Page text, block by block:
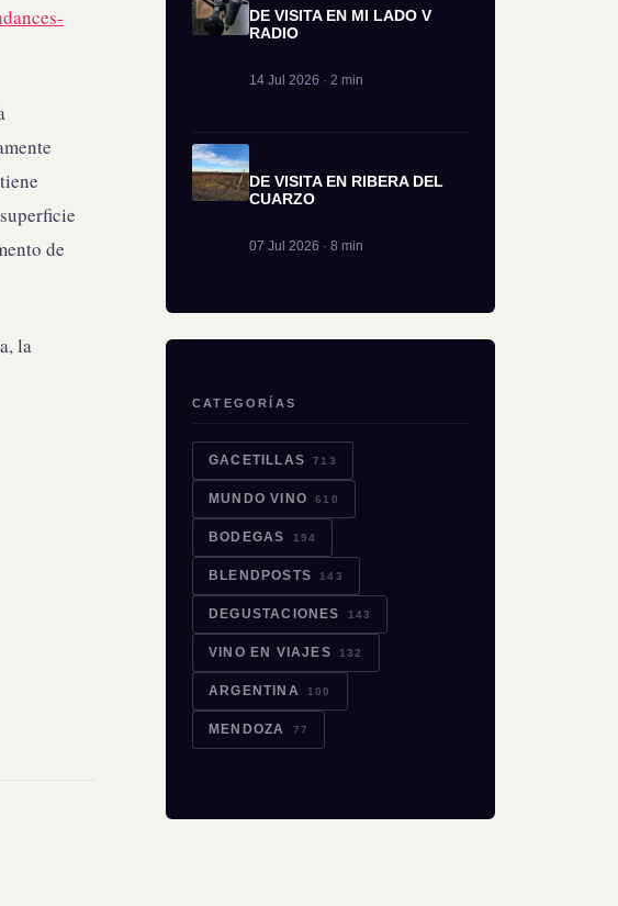
de
la
DE VISITA EN MI LADO V
RADIO
14 Jul 2026 · 2 min
DE VISITA EN RIBERA DEL
CUARZO
07 Jul 2026 · 8 min
CATEGORÍAS
GACETILLAS 713
MUNDO VINO 610
BODEGAS 194
BLENDPOSTS 143
DEGUSTACIONES 143
VINO EN VIAJES 132
ARGENTINA 100
MENDOZA 77